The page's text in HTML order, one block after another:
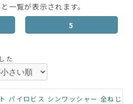
一覧が表示されます。
5
た
パイロビス シンワッシャー 全ねじ